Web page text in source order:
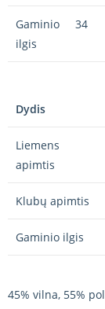
Gaminio
ilgis
34
Dydis
Liemens
apimtis
Klubų apimtis
Gaminio ilgis
45% vilna, 55%